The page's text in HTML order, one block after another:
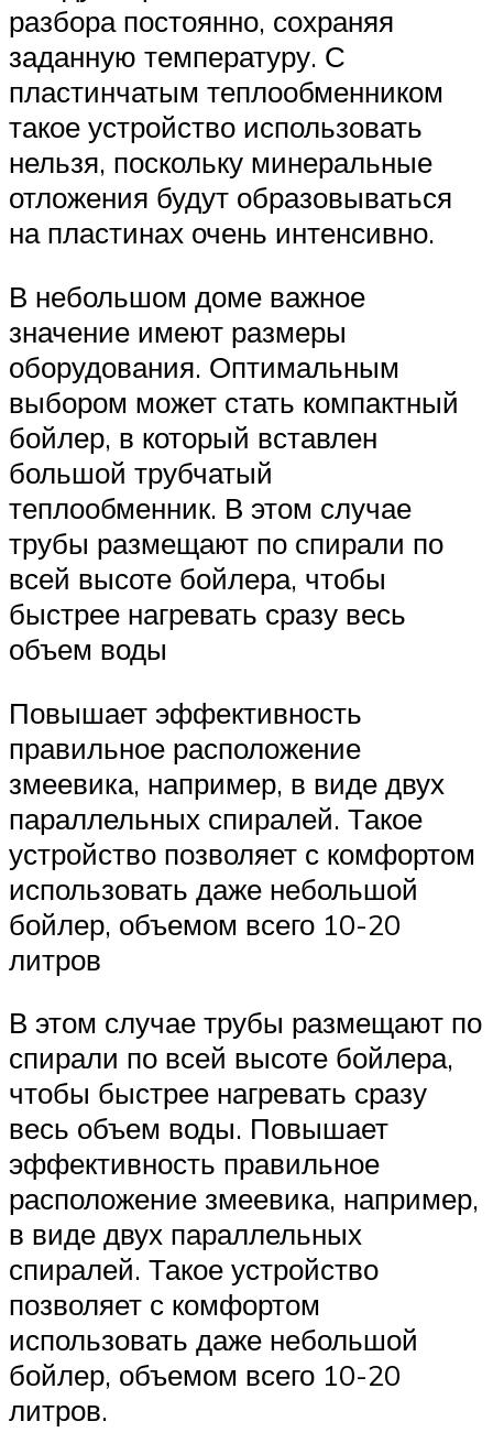
разбора постоянно, сохраняя
заданную температуру. С
пластинчатым теплообменником
такое устройство использовать
нельзя, поскольку минеральные
отложения будут образовываться
на пластинах очень интенсивно.
В небольшом доме важное
значение имеют размеры
оборудования. Оптимальным
выбором может стать компактный
бойлер, в который вставлен
большой трубчатый
теплообменник. В этом случае
трубы размещают по спирали по
всей высоте бойлера, чтобы
быстрее нагревать сразу весь
объем воды
Повышает эффективность
правильное расположение
змеевика, например, в виде двух
параллельных спиралей. Такое
устройство позволяет с комфортом
использовать даже небольшой
бойлер, объемом всего 10-20
литров
В этом случае трубы размещают по
спирали по всей высоте бойлера,
чтобы быстрее нагревать сразу
весь объем воды. Повышает
эффективность правильное
расположение змеевика, например,
в виде двух параллельных
спиралей. Такое устройство
позволяет с комфортом
использовать даже небольшой
бойлер, объемом всего 10-20
литров.